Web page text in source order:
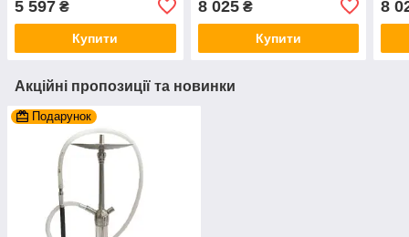
5 597 ₴
Купити
8 025₴
Купити
8
Акційні пропозиції та новинки
Подарунок